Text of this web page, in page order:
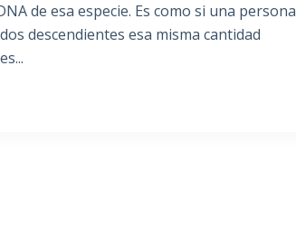
de esa especie. Es como si una persona
descendientes esa misma cantidad